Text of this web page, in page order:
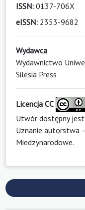
ISSN: 0137-706X
eISSN: 2353-9682
Wydawca
Wydawnictwo
Silesia Press
Licencja CC
Utwór dostępny
Uznanie autorstwa
Miedzynarodowe.